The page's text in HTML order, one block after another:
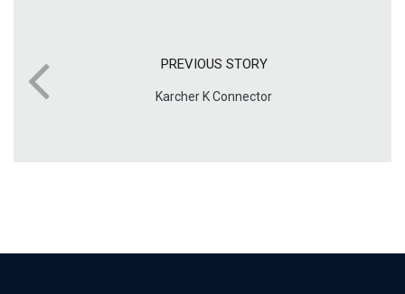
PREVIOUS STORY
Karcher K Connector